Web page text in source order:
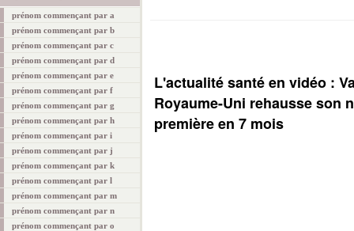
prénom commençant par a
prénom commençant par b
prénom commençant par c
prénom commençant par d
prénom commençant par e
prénom commençant par f
prénom commençant par g
prénom commençant par h
prénom commençant par i
prénom commençant par j
prénom commençant par k
prénom commençant par l
prénom commençant par m
prénom commençant par n
prénom commençant par o
L'actualité santé en vidéo :
Royaume-Uni rehausse son
première en 7 mois